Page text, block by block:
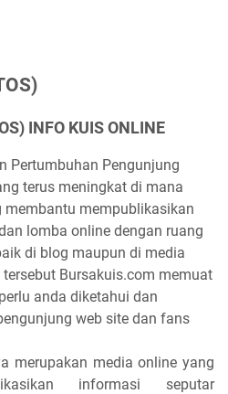
INFO KUIS ONLINE
Pertumbuhan Pengunjung
terus meningkat di mana
mempublikasikan
lomba online dengan ruang
di blog maupun di media
Bursakuis.com memuat
anda diketahui dan
web site dan fans
merupakan media online yang
informasi seputar